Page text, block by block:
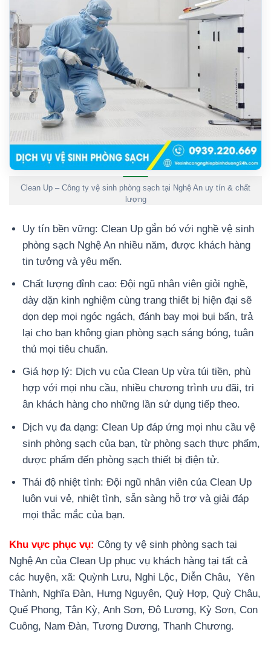
Clean Up – Công ty vệ sinh phòng sạch tại Nghệ An uy tín & chất
lượng
Uy tín bền vững: Clean Up gắn bó với nghề vệ sinh
phòng sạch Nghệ An nhiều năm, được khách hàng
tin tưởng và yêu mến.
Chất lượng đỉnh cao: Đội ngũ nhân viên giỏi nghề,
dày dặn kinh nghiệm cùng trang thiết bị hiện đại sẽ
dọn dẹp mọi ngóc ngách, đánh bay mọi bụi bẩn, trả
lại cho bạn không gian phòng sạch sáng bóng, tuân
thủ mọi tiêu chuẩn.
Giá hợp lý: Dịch vụ của Clean Up vừa túi tiền, phù
hợp với mọi nhu cầu, nhiều chương trình ưu đãi, tri
ân khách hàng cho những lần sử dụng tiếp theo.
Dịch vụ đa dạng: Clean Up đáp ứng mọi nhu cầu vệ
sinh phòng sạch của bạn, từ phòng sạch thực phẩm,
dược phẩm đến phòng sạch thiết bị điện tử. ️
Thái độ nhiệt tình: Đội ngũ nhân viên của Clean Up
luôn vui vẻ, nhiệt tình, sẵn sàng hỗ trợ và giải đáp
mọi thắc mắc của bạn.
Khu vực phục vụ: Công ty vệ sinh phòng sạch tại
Nghệ An của Clean Up phục vụ khách hàng tại tất cả
các huyện, xã: Quỳnh Lưu, Nghi Lộc, Diễn Châu, Yên
Thành, Nghĩa Đàn, Hưng Nguyên, Quỳ Hợp, Quỳ Châu,
Quế Phong, Tân Kỳ, Anh Sơn, Đô Lương, Kỳ Sơn, Con
Cuông, Nam Đàn, Tương Dương, Thanh Chương.